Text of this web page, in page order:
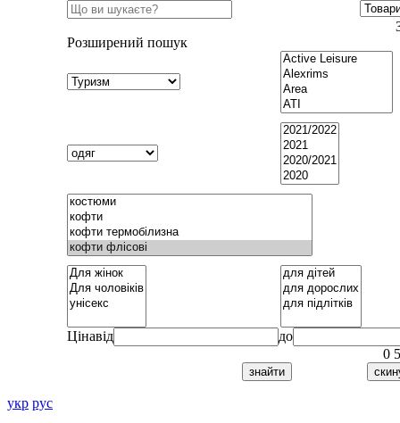
Розширений пошук
Цінавід
до
0
укр рус